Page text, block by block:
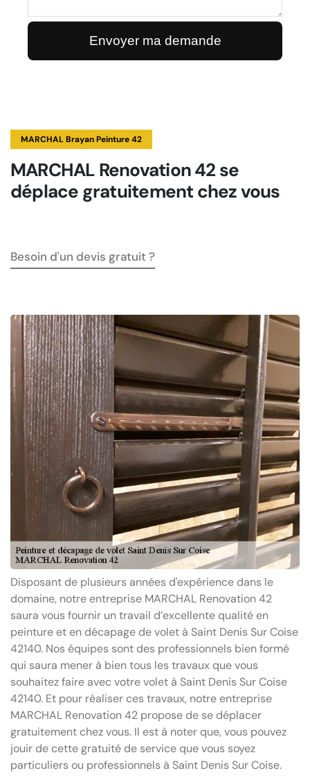
MARCHAL Brayan Peinture 42
MARCHAL Renovation 42 se
déplace gratuitement chez vous
Besoin d'un devis gratuit ?
Disposant de plusieurs années d'expérience dans le
domaine, notre entreprise MARCHAL Renovation 42
saura vous fournir un travail d’excellente qualité en
peinture et en décapage de volet à Saint Denis Sur Coise
42140. Nos équipes sont des professionnels bien formé
qui saura mener à bien tous les travaux que vous
souhaitez faire avec votre volet à Saint Denis Sur Coise
42140. Et pour réaliser ces travaux, notre entreprise
MARCHAL Renovation 42 propose de se déplacer
gratuitement chez vous. Il est à noter que, vous pouvez
jouir de cette gratuité de service que vous soyez
particuliers ou professionnels à Saint Denis Sur Coise.